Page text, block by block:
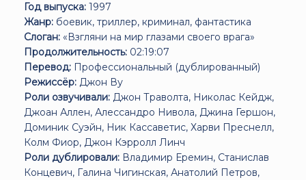
Год выпуска: 1997
Жанр: боевик, триллер, криминал, фантастика
Слоган: «Взгляни на мир глазами своего врага»
Продолжительность: 02:19:07
Перевод: Профессиональный (дублированный)
Режиссёр: Джон Ву
Роли озвучивали: Джон Траволта, Николас Кейдж,
Джоан Аллен, Алессандро Нивола, Джина Гершон,
Доминик Суэйн, Ник Кассаветис, Харви Преснелл,
Колм Фиор, Джон Кэрролл Линч
Роли дублировали: Владимир Еремин, Станислав
Концевич, Галина Чигинская, Анатолий Петров,